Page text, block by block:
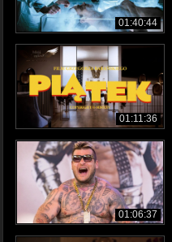
01:40:44
01:11:36
01:06:37